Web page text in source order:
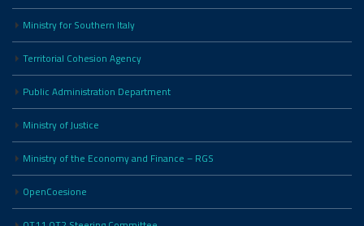
Ministry for Southern Italy
Territorial Cohesion Agency
Public Administration Department
Ministry of Justice
Ministry of the Economy and Finance – RGS
OpenCoesione